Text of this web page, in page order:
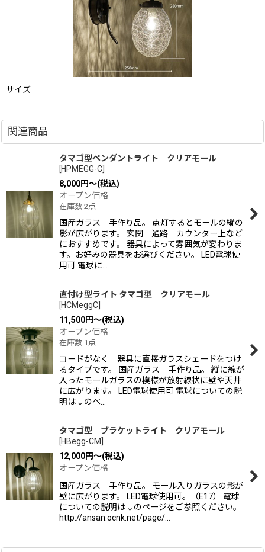
サイズ
関連商品
タマゴ型ペンダントライト クリアモール
[HPMEGG-C]
8,000円～(税込)
オープン価格
在庫数 2点
国産ガラス 手作り品。 点灯するとモールの縦の
影が広がります。 玄関 通路 カウンター上など
におすすめです。 器具によって雰囲気が変わりま
す。お好みの器具をお選びください。 LED電球使
用可 電球に…
直付け型ライト タマゴ型 クリアモール
[HCMeggC]
11,500円～(税込)
オープン価格
在庫数 1点
コードがなく 器具に直接ガラスシェードをつけ
るタイプです。 国産ガラス 手作り品。 縦に線が
入ったモールガラスの模様が放射線状に壁や天井
に広がります。 LED電球使用可 電球についての説
明は↓のペ…
タマゴ型 ブラケットライト クリアモール
[HBegg-CM]
12,000円～(税込)
オープン価格
国産ガラス 手作り品。 モール入りガラスの影が
壁に広がります。 LED電球使用可。（E17） 電球
についての説明は↓のページをご参照ください。
http://ansan.ocnk.net/page/…